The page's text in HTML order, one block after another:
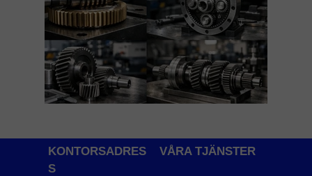
VÅRA TJÄNSTER
KONTORSADRES
S